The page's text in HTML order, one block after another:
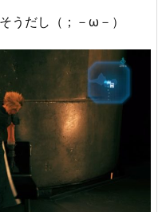
うだし（；－ω－）